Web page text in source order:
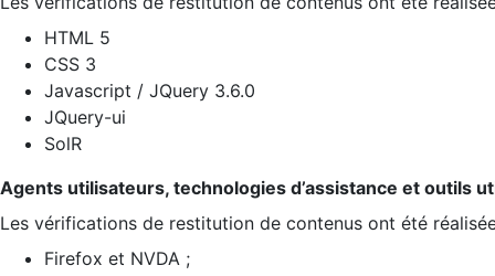
HTML 5
CSS 3
Javascript / JQuery 3.6.0
JQuery-ui
SolR
Agents utilisateurs, technologies d’assistance et outils
Les vérifications de restitution de contenus ont été
Firefox et NVDA ;